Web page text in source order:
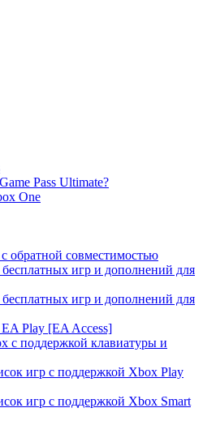
Pass Ultimate?
One
обратной совместимостью
игр и дополнений для
игр и дополнений для
Play [EA Access]
c поддержкой клавиатуры и
игр с поддержкой Xbox Play
игр с поддержкой Xbox Smart